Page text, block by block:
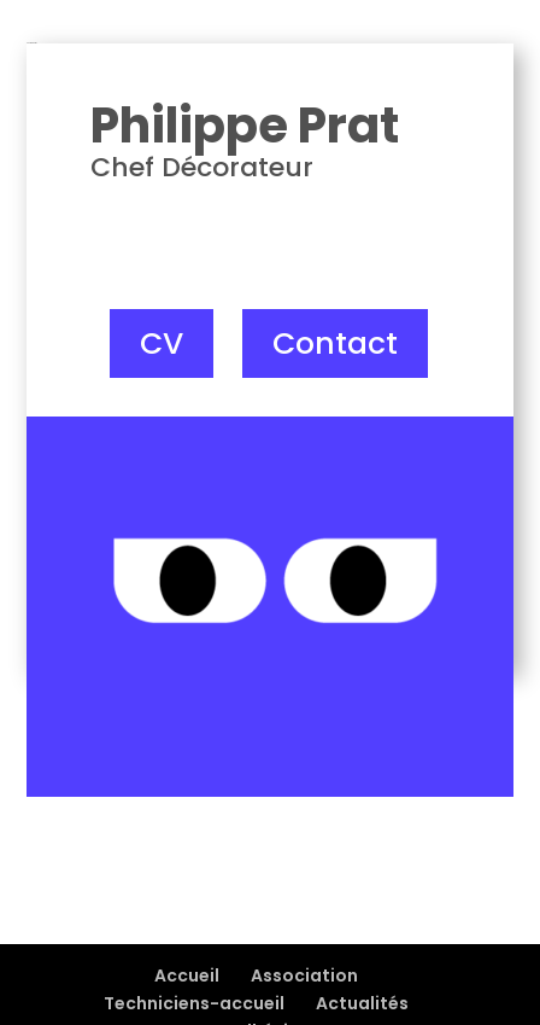
Philippe Prat
Chef Décorateur
CV Contact
Accueil
Association
Techniciens-accueil
Actualités